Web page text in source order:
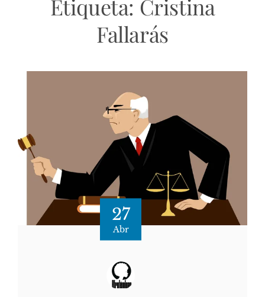
Etiqueta: Cristina
Fallarás
27
Abr